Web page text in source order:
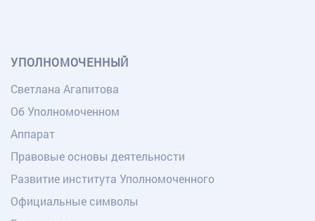
УПОЛНОМОЧЕННЫЙ
Светлана Агапитова
Об Уполномоченном
Аппарат
Правовые основы деятельности
Развитие института Уполномоченного
Официальные символы